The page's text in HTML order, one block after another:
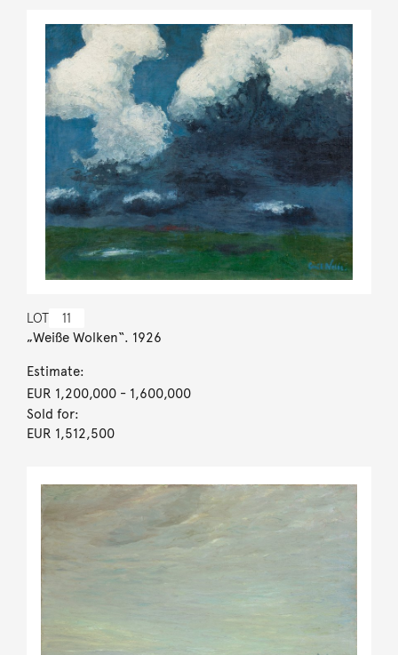
LOT 11
„Weiße Wolken“. 1926
Estimate:
EUR 1,200,000- 1,600,000
Sold for:
EUR 1,512,500